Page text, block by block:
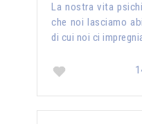
La nostra vita
che noi lasciamo
di cui noi ci